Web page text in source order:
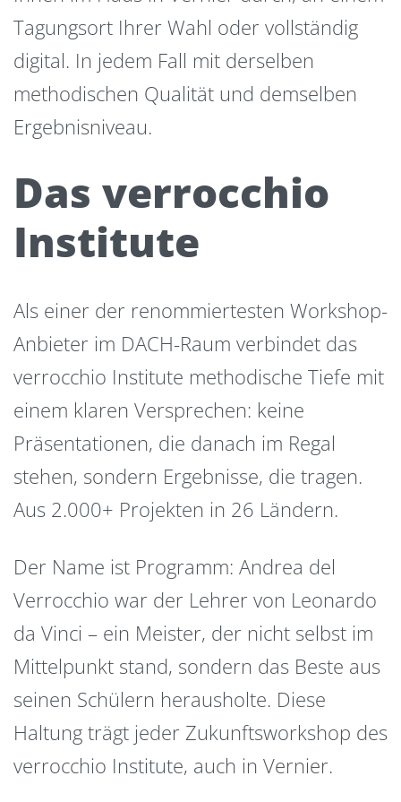
Tagungsort Ihrer Wahl oder vollständig
digital. In jedem Fall mit derselben
methodischen Qualität und demselben
Ergebnisniveau.
Das verrocchio
Institute
Als einer der renommiertesten Workshop-
Anbieter im DACH-Raum verbindet das
verrocchio Institute methodische Tiefe mit
einem klaren Versprechen: keine
Präsentationen, die danach im Regal
stehen, sondern Ergebnisse, die tragen.
Aus 2.000+ Projekten in 26 Ländern.
Der Name ist Programm: Andrea del
Verrocchio war der Lehrer von Leonardo
da Vinci – ein Meister, der nicht selbst im
Mittelpunkt stand, sondern das Beste aus
seinen Schülern herausholte. Diese
Haltung trägt jeder Zukunftsworkshop des
verrocchio Institute, auch in Vernier.